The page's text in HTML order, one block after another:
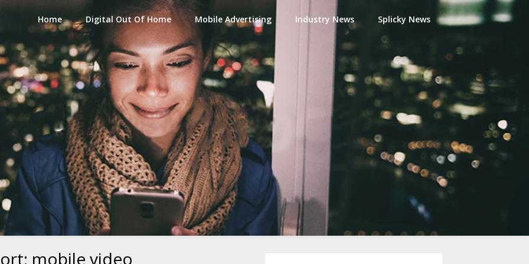
Home Digital Out Of Home Mobile Advertising Industry News Splicky News
mobile video